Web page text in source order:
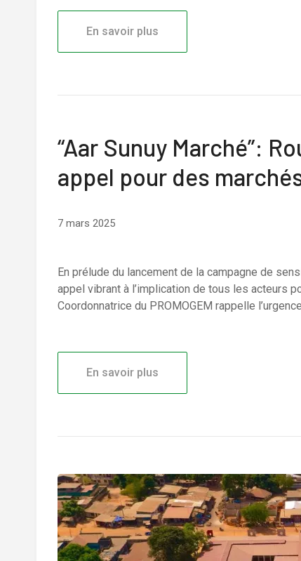
En savoir plus
“Aar Sunuy Marché”:
appel pour des
7 mars 2025
En prélude du lancement de la campagne de
appel vibrant à l’implication de tous les acteurs
Coordonnatrice du PROMOGEM rappelle
En savoir plus